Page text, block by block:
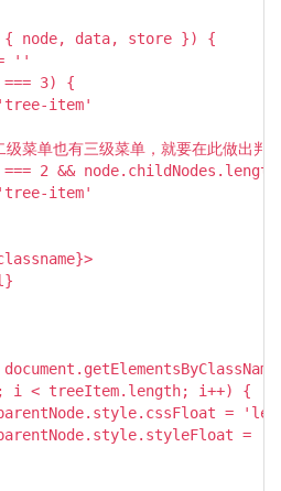
node, data, store }) {
''
3) {
item'
菜单也有三级菜单，就要在此做出判
2 &&
item'
i < treeItem.length; i++) {
=
=